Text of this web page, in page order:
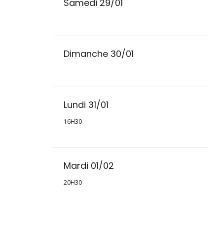
Samedi 29/01
Dimanche 30/01
Lundi 31/01
16H30
Mardi 01/02
20H30